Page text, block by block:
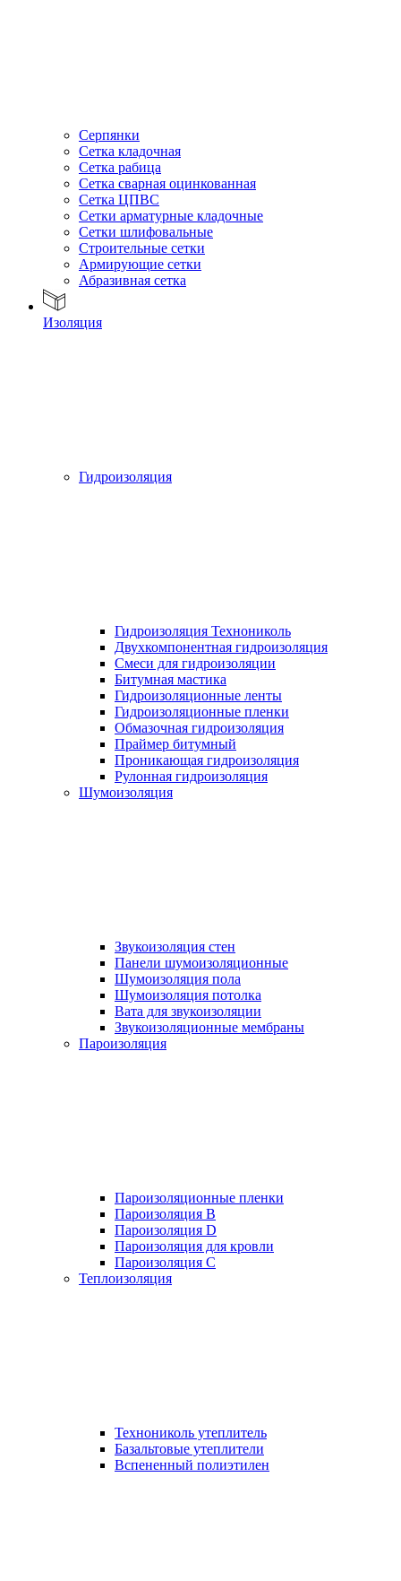
Серпянки
Сетка кладочная
Сетка рабица
Сетка сварная оцинкованная
Сетка ЦПВС
Сетки арматурные кладочные
Сетки шлифовальные
Строительные сетки
Армирующие сетки
Абразивная сетка
Изоляция
Гидроизоляция
Гидроизоляция Технониколь
Двухкомпонентная гидроизоляция
Смеси для гидроизоляции
Битумная мастика
Гидроизоляционные ленты
Гидроизоляционные пленки
Обмазочная гидроизоляция
Праймер битумный
Проникающая гидроизоляция
Рулонная гидроизоляция
Шумоизоляция
Звукоизоляция стен
Панели шумоизоляционные
Шумоизоляция пола
Шумоизоляция потолка
Вата для звукоизоляции
Звукоизоляционные мембраны
Пароизоляция
Пароизоляционные пленки
Пароизоляция B
Пароизоляция D
Пароизоляция для кровли
Пароизоляция С
Теплоизоляция
Технониколь утеплитель
Базальтовые утеплители
Вспененный полиэтилен